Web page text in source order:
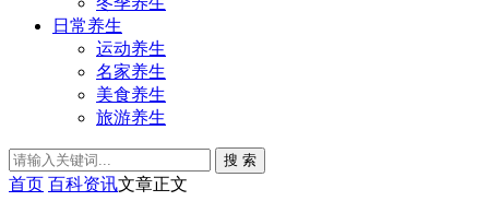
日常养生
运动养生
名家养生
美食养生
旅游养生
搜 索
首页 百科资讯文章正文